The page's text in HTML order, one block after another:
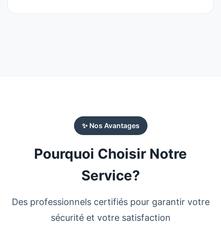
✨ Nos Avantages
Pourquoi Choisir Notre
Service?
Des professionnels certifiés pour garantir votre
sécurité et votre satisfaction